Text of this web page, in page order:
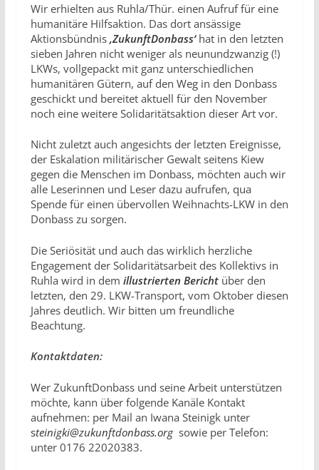
Wir erhielten aus Ruhla/Thür. einen Aufruf für eine
humanitäre Hilfsaktion. Das dort ansässige
Aktionsbündnis ‚ZukunftDonbass‘hat in den letzten
sieben Jahren nicht weniger als neunundzwanzig (!)
LKWs, vollgepackt mit ganz unterschiedlichen
humanitären Gütern, auf den Weg in den Donbass
geschickt und bereitet aktuell für den November
noch eine weitere Solidaritätsaktion dieser Art vor.
Nicht zuletzt auch angesichts der letzten Ereignisse,
der Eskalation militärischer Gewalt seitens Kiew
gegen die Menschen im Donbass, möchten auch wir
alle Leserinnen und Leser dazu aufrufen, qua
Spende für einen übervollen Weihnachts-LKW in den
Donbass zu sorgen.
Die Seriösität und auch das wirklich herzliche
Engagement der Solidaritätsarbeit des Kollektivs in
Ruhla wird in dem illustrierten Berichtüber den
letzten, den 29. LKW-Transport, vom Oktober diesen
Jahres deutlich. Wir bitten um freundliche
Beachtung.
Kontaktdaten:
Wer ZukunftDonbass und seine Arbeit unterstützen
möchte, kann über folgende Kanäle Kontakt
aufnehmen: per Mail an Iwana Steinigk unter
steinigki@zukunftdonbass.org sowie per Telefon:
unter 0176 22020383.